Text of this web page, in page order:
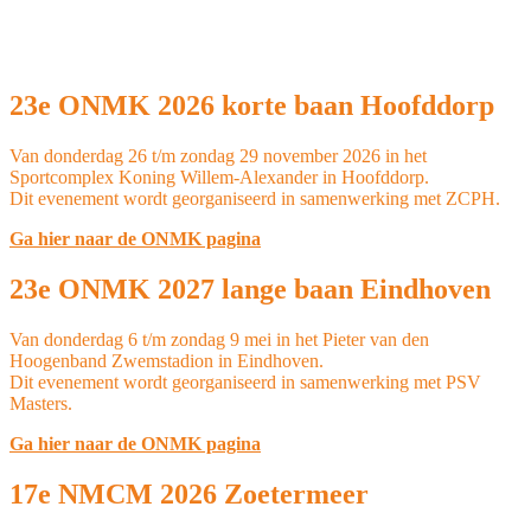
23e ONMK 2026 korte baan Hoofddorp
Van donderdag 26 t/m zondag 29 november 2026 in het
Sportcomplex Koning Willem-Alexander in Hoofddorp.
Dit evenement wordt georganiseerd in samenwerking met ZCPH.
Ga hier naar de ONMK pagina
23e ONMK 2027 lange baan Eindhoven
Van donderdag 6 t/m zondag 9 mei in het Pieter van den
Hoogenband Zwemstadion in Eindhoven.
Dit evenement wordt georganiseerd in samenwerking met PSV
Masters.
Ga hier naar de ONMK pagina
17e NMCM 2026 Zoetermeer